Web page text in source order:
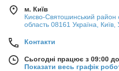
м. Київ
Києво-Святошинський район
область 08161 Україна, Київ,
Контакти
Сьогодні працює з 09:00
Показати весь графік